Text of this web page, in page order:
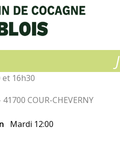
16h30
COUR-CHEVERNY
Mardi 12:00